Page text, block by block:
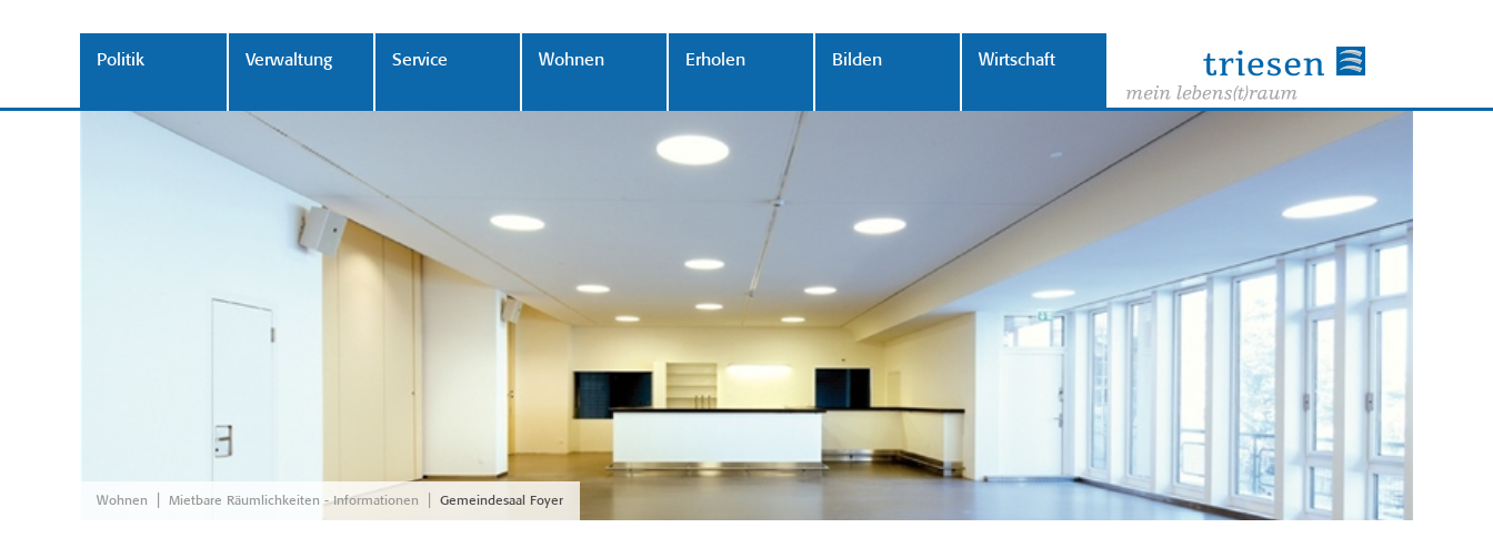
Politik Verwaltung Service Wohnen Erholen Bilden Wirtschaft
Wohnen Mietbare Räumlichkeiten - Informationen Gemeindesaal Foyer